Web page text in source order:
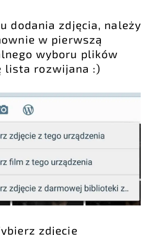
dodania zdjęcia, należy
w pierwszą
wyboru plików
lista rozwijana :)
zdjęcie